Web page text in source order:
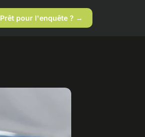
Prêt pour l'enquête ? →